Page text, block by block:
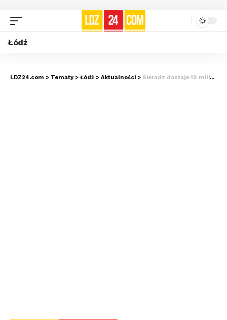
Łódź
LDZ24.com > Tematy > Łódź > Aktualności > Sieradz dostaje 10 milionów na psychiatrię dla dzieci